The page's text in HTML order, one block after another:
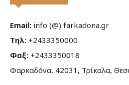
Email: info (@) farkadona.gr
Τηλ: +2433350000
Φαξ: +2433350018
Φαρκαδόνα, 42031, Τρίκαλα,